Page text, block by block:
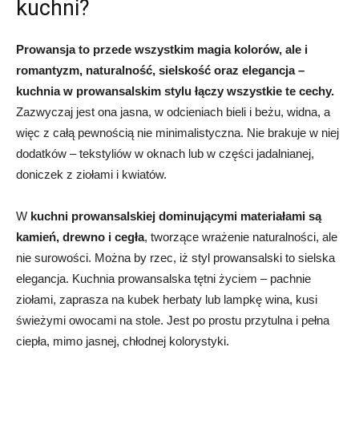
kuchni?
Prowansja to przede wszystkim magia kolorów, ale i
romantyzm, naturalność, sielskość oraz elegancja –
kuchnia w prowansalskim stylu łączy wszystkie te cechy.
Zazwyczaj jest ona jasna, w odcieniach bieli i beżu, widna, a
więc z całą pewnością nie minimalistyczna. Nie brakuje w niej
dodatków – tekstyliów w oknach lub w części jadalnianej,
doniczek z ziołami i kwiatów.
W kuchni prowansalskiej dominującymi materiałami są
kamień, drewno i cegła, tworzące wrażenie naturalności, ale
nie surowości. Można by rzec, iż styl prowansalski to sielska
elegancja. Kuchnia prowansalska tętni życiem – pachnie
ziołami, zaprasza na kubek herbaty lub lampkę wina, kusi
świeżymi owocami na stole. Jest po prostu przytulna i pełna
ciepła, mimo jasnej, chłodnej kolorystyki.